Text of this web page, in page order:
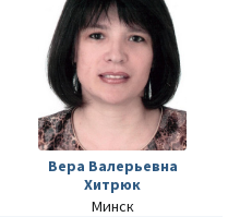
Вера Валерьевна
Хитрюк
Минск